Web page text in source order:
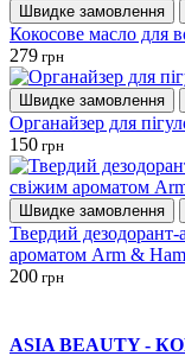
Швидке замовлення
Кокосове масло для
279 грн
Швидке замовлення
Органайзер для
150 грн
Швидке замовлення
Твердий дезодорант-
ароматом Arm &
200 грн
ASIA BEAUTY -